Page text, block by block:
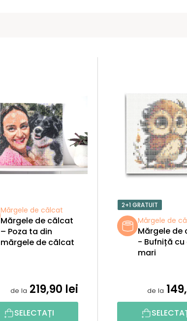
Mărgele de călcat
Mărgele de călcat
– Poza ta din
mărgele de călcat
de la 219,90 lei
SELECTAȚI
2+1 GRATUIT
Mărgele de
Mărgele de
- Bufniță cu
mari
de la